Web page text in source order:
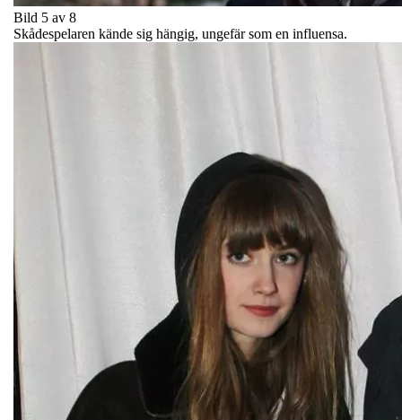
Bild 5 av 8
Skådespelaren kände sig hängig, ungefär som en influensa.